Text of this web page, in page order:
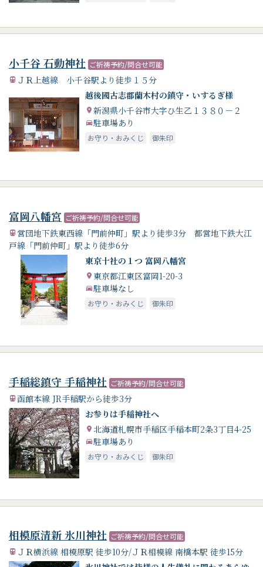
小千谷 石動神社 ご祈祷予約/問合せ可能
ＪＲ上越線 小千谷駅より徒歩１５分
越後國古志郡蘭木村の鎮守・いするぎ様
新潟県小千谷市大字ひ生乙１３８０－２
駐車場あり
お守り・おみくじ 御朱印
富岡八幡宮 ご祈祷予約/問合せ可能
営団地下鉄東西線「門前仲町」駅より徒歩3分 都営地下鉄大江
戸線「門前仲町」駅より徒歩6分
東京十社の１つ 富岡八幡宮
東京都江東区富岡1-20-3
駐車場なし
お守り・おみくじ 御朱印
手稲総鎮守 手稲神社 ご祈祷予約/問合せ可能
函館本線 JR手稲駅から徒歩3分
お参りは手稲神社へ
北海道札幌市手稲区手稲本町2条3丁目4-25
駐車場あり
お守り・おみくじ 御朱印
相模原清新 氷川神社 ご祈祷予約/問合せ可能
ＪＲ横浜線 相模原駅 徒歩10分/ＪＲ相模線 南橋本駅 徒歩15分